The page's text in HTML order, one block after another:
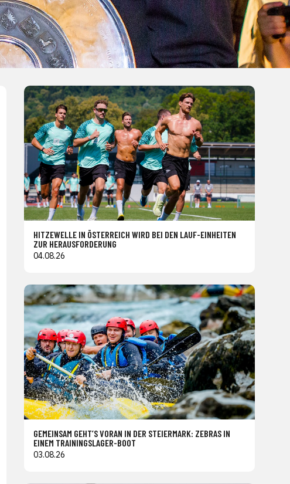
HITZEWELLE IN ÖSTERREICH WIRD BEI DEN LAUF-EINHEITEN
ZUR HERAUSFORDERUNG
04.08.26
GEMEINSAM GEHT’S VORAN IN DER STEIERMARK: ZEBRAS IN
EINEM TRAININGSLAGER-BOOT
03.08.26